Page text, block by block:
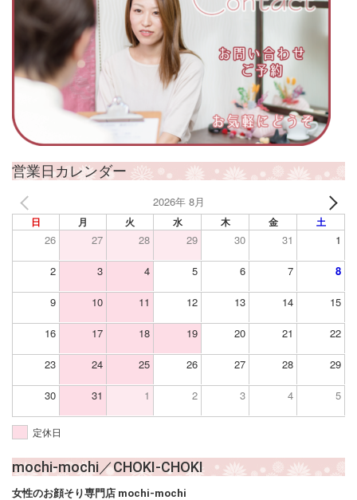
営業日カレンダー
2026年 8月
日 月 火 水 木 金 土
26 27 28 29 30 31 1
2 3 4 5 6 7 8
9 10 11 12 13 14 15
16 17 18 19 20 21 22
23 24 25 26 27 28 29
30 31 1 2 3 4 5
定休日
mochi-mochi／CHOKI-CHOKI
女性のお顔そり専門店 mochi-mochi